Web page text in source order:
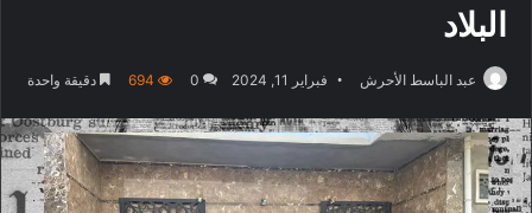
البلاد
عبد الباسط الأحرش فبراير 11, 2024 0
694 دقيقة واحدة